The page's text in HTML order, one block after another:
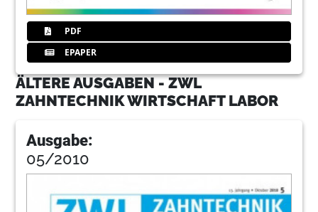
PDF
EPAPER
ÄLTERE AUSGABEN - ZWL
ZAHNTECHNIK WIRTSCHAFT LABOR
Ausgabe:
05/2010